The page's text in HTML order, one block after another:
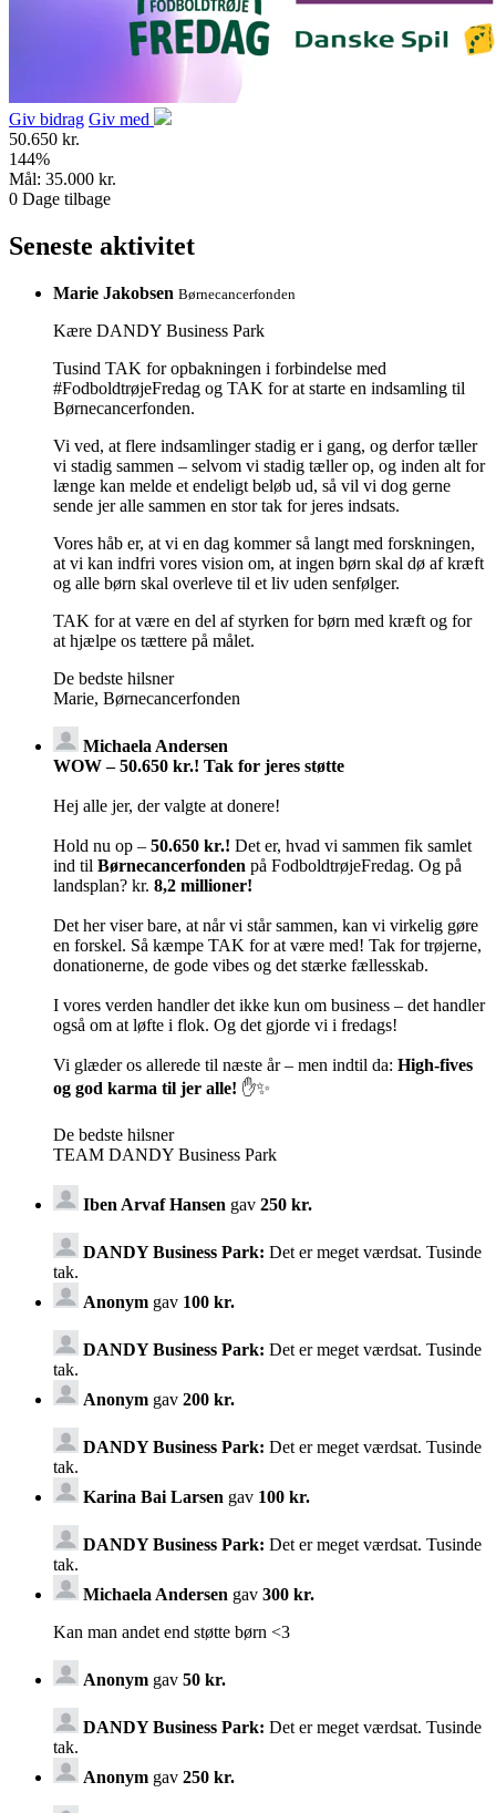
Giv bidrag Giv med
50.650 kr.
144%
Mål: 35.000 kr.
0 Dage tilbage
Seneste aktivitet
Marie Jakobsen Børnecancerfonden
Kære DANDY Business Park
Tusind TAK for opbakningen i forbindelse med
#FodboldtrøjeFredag og TAK for at starte en indsamling til
Børnecancerfonden.
Vi ved, at flere indsamlinger stadig er i gang, og derfor tæller
vi stadig sammen – selvom vi stadig tæller op, og inden alt for
længe kan melde et endeligt beløb ud, så vil vi dog gerne
sende jer alle sammen en stor tak for jeres indsats.
Vores håb er, at vi en dag kommer så langt med forskningen,
at vi kan indfri vores vision om, at ingen børn skal dø af kræft
og alle børn skal overleve til et liv uden senfølger.
TAK for at være en del af styrken for børn med kræft og for
at hjælpe os tættere på målet.
De bedste hilsner
Marie, Børnecancerfonden
Michaela Andersen
WOW – 50.650 kr.! Tak for jeres støtte
Hej alle jer, der valgte at donere!
Hold nu op – 50.650 kr.! Det er, hvad vi sammen fik samlet
ind til Børnecancerfonden på FodboldtrøjeFredag. Og på
landsplan? kr. 8,2 millioner!
Det her viser bare, at når vi står sammen, kan vi virkelig gøre
en forskel. Så kæmpe TAK for at være med! Tak for trøjerne,
donationerne, de gode vibes og det stærke fællesskab.
I vores verden handler det ikke kun om business – det handler
også om at løfte i flok. Og det gjorde vi i fredags!
Vi glæder os allerede til næste år – men indtil da: High-fives
og god karma til jer alle! ✋✨
De bedste hilsner
TEAM DANDY Business Park
Iben Arvaf Hansen gav 250 kr.
DANDY Business Park: Det er meget værdsat. Tusinde
tak.
Anonym gav 100 kr.
DANDY Business Park: Det er meget værdsat. Tusinde
tak.
Anonym gav 200 kr.
DANDY Business Park: Det er meget værdsat. Tusinde
tak.
Karina Bai Larsen gav 100 kr.
DANDY Business Park: Det er meget værdsat. Tusinde
tak.
Michaela Andersen gav 300 kr.
Kan man andet end støtte børn <3
Anonym gav 50 kr.
DANDY Business Park: Det er meget værdsat. Tusinde
tak.
Anonym gav 250 kr.